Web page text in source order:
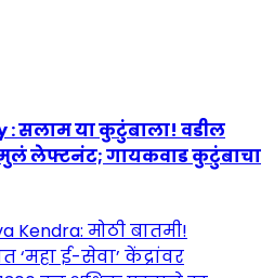
: सलाम या कुटुंबाला! वडील
मुलं लेफ्टनंट; गायकवाड कुटुंबाचा